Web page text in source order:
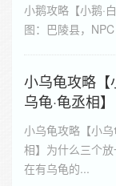
小鹅攻略【小鹅·
图：巴陵县，
小乌龟攻略【
乌龟·龟丞相】
小乌龟攻略【小乌
相】为什么三个
在有乌龟的...